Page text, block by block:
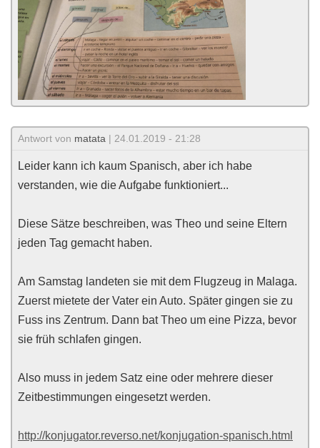
Antwort von matata | 24.01.2019 - 21:28
Leider kann ich kaum Spanisch, aber ich habe
verstanden, wie die Aufgabe funktioniert...
Diese Sätze beschreiben, was Theo und seine Eltern
jeden Tag gemacht haben.
Am Samstag landeten sie mit dem Flugzeug in Malaga.
Zuerst mietete der Vater ein Auto. Später gingen sie zu
Fuss ins Zentrum. Dann bat Theo um eine Pizza, bevor
sie früh schlafen gingen.
Also muss in jedem Satz eine oder mehrere dieser
Zeitbestimmungen eingesetzt werden.
http://konjugator.reverso.net/konjugation-spanisch.html